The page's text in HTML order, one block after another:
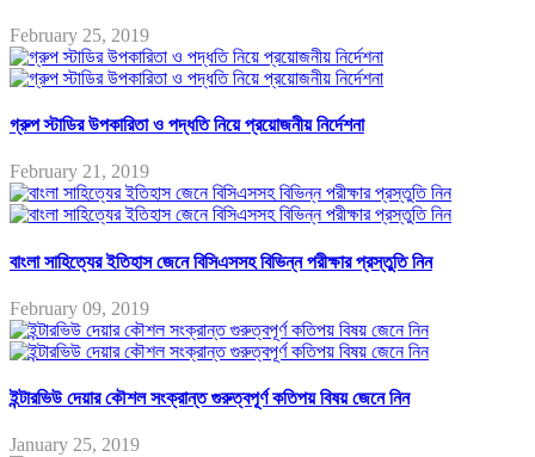
February 25, 2019
গ্রুপ স্টাডির উপকারিতা ও পদ্ধতি নিয়ে প্রয়োজনীয় নির্দেশনা
February 21, 2019
বাংলা সাহিত্যের ইতিহাস জেনে বিসিএসসহ বিভিন্ন পরীক্ষার প্রস্তুতি নিন
February 09, 2019
ইন্টারভিউ দেয়ার কৌশল সংক্রান্ত গুরুত্বপূর্ণ কতিপয় বিষয় জেনে নিন
January 25, 2019